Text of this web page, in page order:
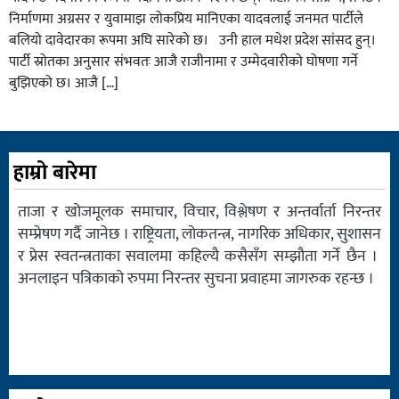
निर्माणमा अग्रसर र युवामाझ लोकप्रिय मानिएका यादवलाई जनमत पार्टीले
बलियो दावेदारका रूपमा अघि सारेको छ। उनी हाल मधेश प्रदेश सांसद हुन्।
पार्टी स्रोतका अनुसार संभवतः आजै राजीनामा र उम्मेदवारीको घोषणा गर्ने
बुझिएको छ। आजै […]
हाम्रो बारेमा
ताजा र खोजमूलक समाचार, विचार, विश्लेषण र अन्तर्वार्ता निरन्तर
सम्प्रेषण गर्दै जानेछ । राष्ट्रियता, लोकतन्त्र, नागरिक अधिकार, सुशासन
र प्रेस स्वतन्त्रताका सवालमा कहिल्यै कसैसँग सम्झौता गर्ने छैन ।
अनलाइन पत्रिकाको रुपमा निरन्तर सुचना प्रवाहमा जागरुक रहन्छ ।